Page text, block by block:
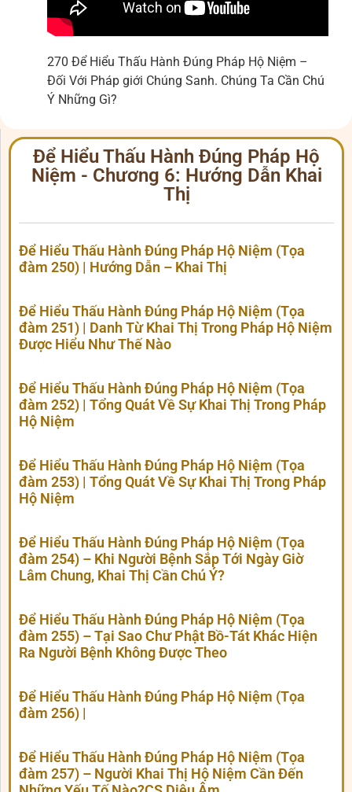
270 Để Hiểu Thấu Hành Đúng Pháp Hộ Niệm –
Đối Với Pháp giới Chúng Sanh. Chúng Ta Cần Chú
Ý Những Gì?
Để Hiểu Thấu Hành Đúng Pháp Hộ
Niệm - Chương 6: Hướng Dẫn Khai
Thị
Để Hiểu Thấu Hành Đúng Pháp Hộ Niệm (Tọa
đàm 250) | Hướng Dẫn – Khai Thị
Để Hiểu Thấu Hành Đúng Pháp Hộ Niệm (Tọa
đàm 251) | Danh Từ Khai Thị Trong Pháp Hộ Niệm
Được Hiểu Như Thế Nào
Để Hiểu Thấu Hành Đúng Pháp Hộ Niệm (Tọa
đàm 252) | Tổng Quát Về Sự Khai Thị Trong Pháp
Hộ Niệm
Để Hiểu Thấu Hành Đúng Pháp Hộ Niệm (Tọa
đàm 253) | Tổng Quát Về Sự Khai Thị Trong Pháp
Hộ Niệm
Để Hiểu Thấu Hành Đúng Pháp Hộ Niệm (Tọa
đàm 254) – Khi Người Bệnh Sắp Tới Ngày Giờ
Lâm Chung, Khai Thị Cần Chú Ý?
Để Hiểu Thấu Hành Đúng Pháp Hộ Niệm (Tọa
đàm 255) – Tại Sao Chư Phật Bồ-Tát Khác Hiện
Ra Người Bệnh Không Được Theo
Để Hiểu Thấu Hành Đúng Pháp Hộ Niệm (Tọa
đàm 256) |
Để Hiểu Thấu Hành Đúng Pháp Hộ Niệm (Tọa
đàm 257) – Người Khai Thị Hộ Niệm Cần Đến